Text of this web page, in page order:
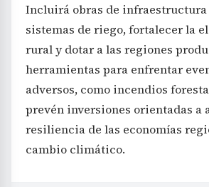
Incluirá obras de infraestructura
sistemas de riego, fortalecer la
rural y dotar a las regiones
herramientas para enfrentar
adversos, como incendios
prevén inversiones orientadas a
resiliencia de las economías
cambio climático.